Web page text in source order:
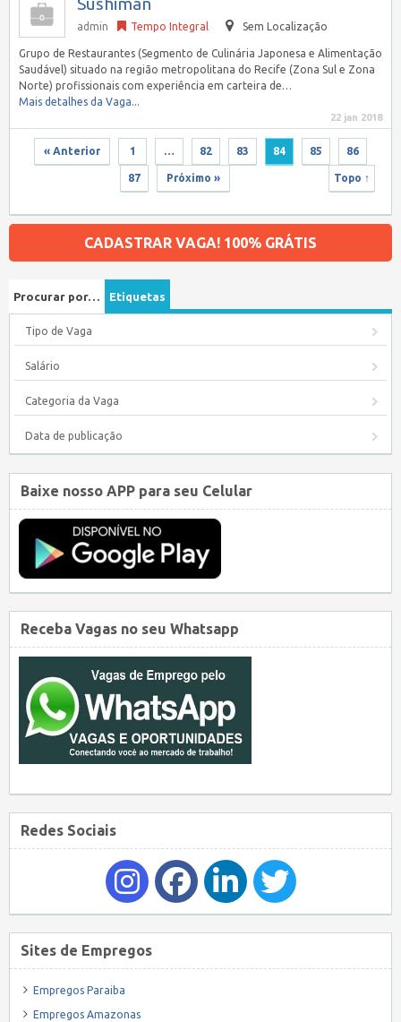
admin Tempo Integral Sem Localização
Grupo de Restaurantes (Segmento de Culinária Japonesa e Alimentação
Saudável) situado na região metropolitana do Recife (Zona Sul e Zona
Norte) profissionais com experiência em carteira de…
Mais detalhes da Vaga...
22 jan 2018
« Anterior 1 82 83 84 85 86
87 Próximo » Topo ↑
CADASTRAR VAGA! 100% GRÁTIS
Procurar por… Etiquetas
Tipo de Vaga
Salário
Categoria da Vaga
Data de publicação
Baixe nosso APP para seu Celular
Receba Vagas no seu Whatsapp
Redes Sociais
Sites de Empregos
Empregos Paraiba
Empregos Amazonas